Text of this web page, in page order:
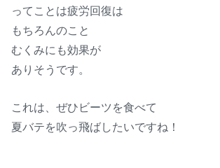
ってことは疲労回復は
もちろんのこと
むくみにも効果が
ありそうです。
これは、ぜひビーツを食べて
夏バテを吹っ飛ばしたいですね！